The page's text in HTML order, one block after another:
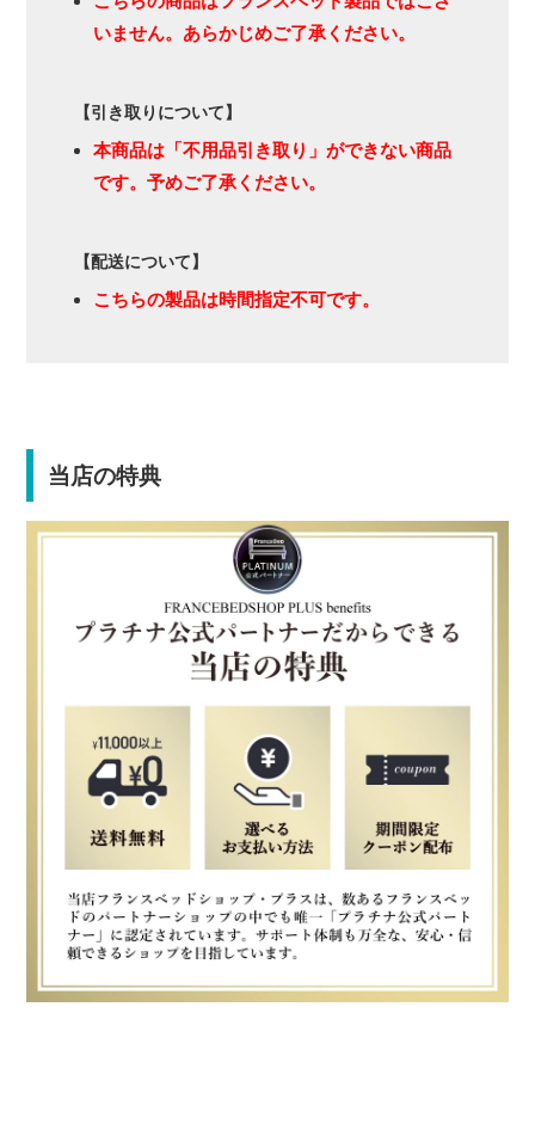
いません。あらかじめご了承ください。
【引き取りについて】
本商品は「不用品引き取り」ができない商品
です。予めご了承ください。
【配送について】
こちらの製品は時間指定不可です。
当店の特典